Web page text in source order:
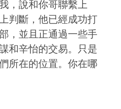
，說和你哥聯繫上
判斷，他已經成功打
，並且正通過一些手
和辛怡的交易。只是
所在的位置。你在哪